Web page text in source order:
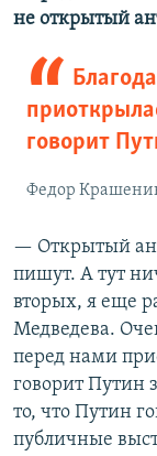
не открытый
говорит
Федор
— Открытый
пишут. А тут
вторых, я еще
Медведева.
перед нами
говорит Путин
то, что Путин
публичные